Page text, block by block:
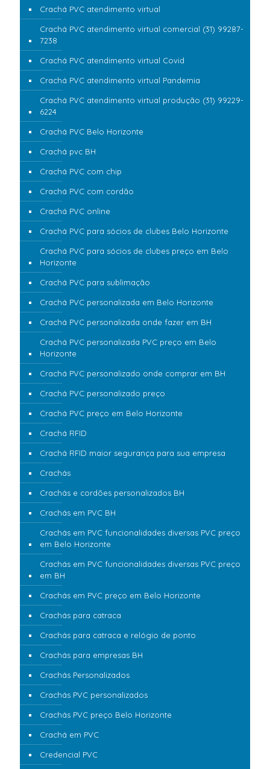
Crachá PVC atendimento virtual
Crachá PVC atendimento virtual comercial (31) 99287-
7238
Crachá PVC atendimento virtual Covid
Crachá PVC atendimento virtual Pandemia
Crachá PVC atendimento virtual produção (31) 99229-
6224
Crachá PVC Belo Horizonte
Crachá pvc BH
Crachá PVC com chip
Crachá PVC com cordão
Crachá PVC online
Crachá PVC para sócios de clubes Belo Horizonte
Crachá PVC para sócios de clubes preço em Belo
Horizonte
Crachá PVC para sublimação
Crachá PVC personalizada em Belo Horizonte
Crachá PVC personalizada onde fazer em BH
Crachá PVC personalizada PVC preço em Belo
Horizonte
Crachá PVC personalizado onde comprar em BH
Crachá PVC personalizado preço
Crachá PVC preço em Belo Horizonte
Crachá RFID
Crachá RFID maior segurança para sua empresa
Crachás
Crachás e cordões personalizados BH
Crachás em PVC BH
Crachás em PVC funcionalidades diversas PVC preço
em Belo Horizonte
Crachás em PVC funcionalidades diversas PVC preço
em BH
Crachás em PVC preço em Belo Horizonte
Crachás para catraca
Crachás para catraca e relógio de ponto
Crachás para empresas BH
Crachás Personalizados
Crachás PVC personalizados
Crachás PVC preço Belo Horizonte
Crachá em PVC
Credencial PVC